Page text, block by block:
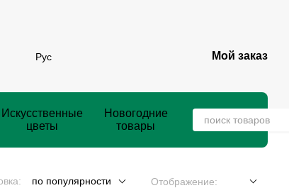
Рус Мой заказ
Искусственные
цветы
Новогодние
товары
по популярности Отображение: